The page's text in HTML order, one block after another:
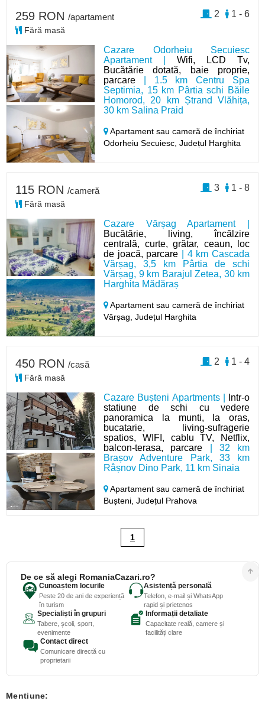
Cazare Odorheiu Secuiesc
Apartament |Wifi, LCD Tv,
Bucătărie dotată, baie proprie,
parcare | 1.5 km Centru Spa
Septimia, 15 km Pârtia schi Băile
Homorod, 20 km Ștrand Vlăhița,
30 km Salina Praid
Apartament sau cameră de închiriat
Odorheiu Secuiesc,Județul Harghita
259 RON /apartament
Fără masă
1 - 6
2
Cazare Vărșag Apartament |
Bucătărie, living, încălzire
centrală, curte, grătar, ceaun, loc
de joacă, parcare | 4 km Cascada
Vărșag, 3,5 km Pârtia de schi
Vărșag, 9 km Barajul Zetea, 30 km
Harghita Mădăraș
Apartament sau cameră de închiriat
Vărșag,Județul Harghita
115 RON /cameră
Fără masă
1 - 8
3
Cazare Bușteni Apartments |
Intr-o
statiune de schi cu vedere
panoramica la munti, la oras,
bucatarie, living-sufragerie
spatios, WIFI, cablu TV, Netflix,
balcon-terasa, parcare | 32 km
Brașov Adventure Park, 33 km
Râșnov Dino Park, 11 km Sinaia
Apartament sau cameră de închiriat
Bușteni,Județul Prahova
450 RON /casă
Fără masă
1 - 4
2
1
De ce să alegi RomaniaCazari.ro?
Cunoaștem locurile
Peste 20 de ani de experiență
în turism
Asistență personală
Telefon, e-mail și WhatsApp
rapid și prietenos
Specialiști în grupuri
Tabere, școli, sport,
evenimente
Informații detaliate
Capacitate reală, camere și
facilități clare
Contact direct
Comunicare directă cu
proprietarii
Mentiune: